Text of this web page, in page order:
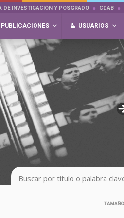
DE INVESTIGACIÓN Y POSGRADO CDAB
PUBLICACIONES USUARIOS